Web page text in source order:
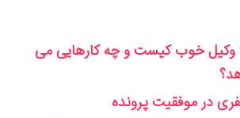
وکیل خوب کیست و چه کارهایی می‌
در موفقیت پرونده